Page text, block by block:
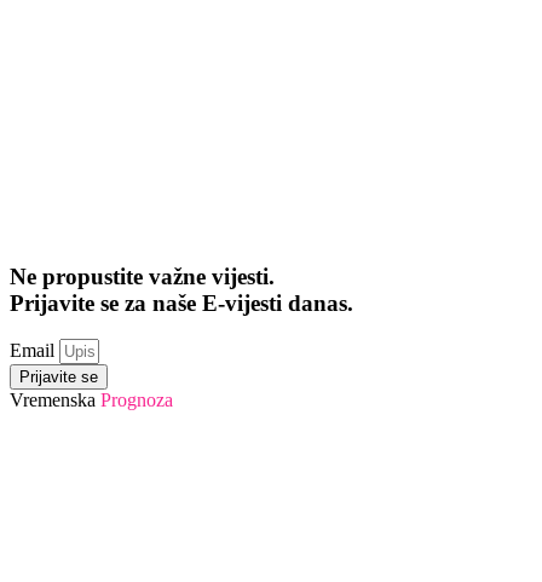
Ne propustite važne vijesti.
Prijavite se za naše E-vijesti danas.
Email
Prijavite se
Vremenska Prognoza